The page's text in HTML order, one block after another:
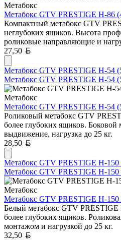
Метабокс
Метабокс GTV PRESTIGE H-86
Компактный метабокс GTV
неглубоких ящиков. Высота
роликовые направляющие и
27,50
Метабокс GTV PRESTIGE H-54
Метабокс GTV PRESTIGE H-54
Метабокс
Метабокс GTV PRESTIGE H-54
Роликовый метабокс GTV
более глубоких ящиков.
выдвижение, нагрузка до 25 кг.
28,50
Метабокс GTV PRESTIGE H-150
Метабокс GTV PRESTIGE H-150
Метабокс
Метабокс GTV PRESTIGE H-150
Белый метабокс GTV
более глубоких ящиков.
монтажом и нагрузкой до 25 кг.
32,50